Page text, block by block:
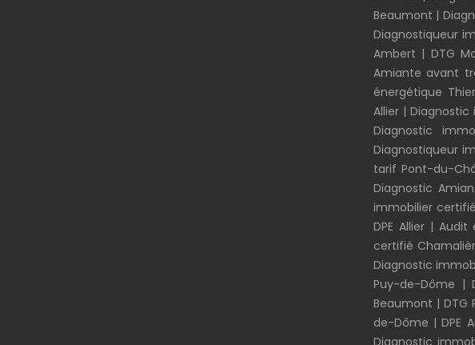
Beaumont |
Diagnostiqueur
Ambert | DTG
Amiante avant
énergétique
Allier |
Diagnostic
Diagnostiqueur
tarif Pont-du-
Diagnostic
immobilier
DPE Allier| Audit
certifié
Diagnostic
Puy-de-Dôme |
Beaumont | DTG
de-Dôme |DPE